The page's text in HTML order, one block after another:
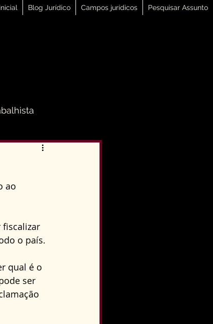
Blog Jurídico Campos jurídicos Pesquisar Assunto
Penal
Direito Condominial
ao
fiscalizar
o país.
qual é o
ser